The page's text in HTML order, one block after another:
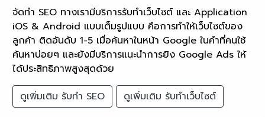
จัดทำ SEO ทางเรามีบริการรับทำเว็บไซต์ และ Application
iOS & Android แบบเต็มรูปแบบ คือการทำให้เว็บไซต์ของ
ลูกค้า ติดอันดับ 1-5 เมื่อค้นหาในหน้า Google ในคำที่คนใช้
ค้นหาบ่อยๆ และยังมีบริการแนะนำการยิง Google Ads ให้
ได้ประสิทธิภาพสูงสุดด้วย
ดูเพิ่มเติม รับทำ SEO
ดูเพิ่มเติม รับทำเว็บไซต์